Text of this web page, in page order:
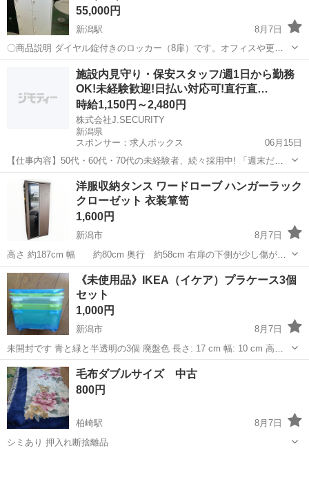
55,000円
新潟駅
8月7日
〇商品説明 ダイヤル錠付きのロッカー（8扉）です。オフィスや更衣
室、共用スペースにおすすめのシンプルなホワイトタイプ。扉内は広
めで書類や小物の収納に便利です。ダイヤル錠の操作説明シールが本
体に貼ってあります。 〇状態 ...
新潟市 新潟駅 オフィス用家具
施設内見守り・保安スタッフ/週1日から勤務
OK!未経験歓迎!日払い対応可!直行直…
時給1,150円～2,480円
株式会社J.SECURITY
新潟県
スポンサー：求人ボックス
06月15日
【仕事内容】50代・60代・70代の未経験者、続々採用中! 「週末だ
け、サクッと働いて収入をプラスしたい」 そんなシニア・ミドル・学
生さんが多数活躍中です 応募はカンタン!電話一本!/ 電話応募が一番ス
ピード対応! 今すぐ働きたい...
アルバイト・パート
洋服収納タンス ワードローブ ハンガーラック
クローゼット 衣装箪笥
1,600円
新潟市
8月7日
高さ 約187cm 幅 約80cm 奥行 約58cm 右扉の下側が少し傷がつ
いています。 現物確認の上、お取引も可能でございます。 積込み、荷
下ろし設置のお手伝いはできませんのでご了承ください。 ...
新潟 新潟市 収納家具
《未使用品》IKEA（イケア）プラケース3個
セット
1,000円
新潟市
8月7日
未開封です 青と緑と半透明の3個 廃盤色 長さ: 17 cm 幅: 10 cm 高さ:
8 cm フタ付き小物入れです 江南区横越まで日中にいらしてください
土日祝日も🉑です
新潟 新潟市 収納家具 プラケース
毛布ダブルサイズ 中古
800円
柏崎駅
8月7日
シミあり 押入れ断捨離品